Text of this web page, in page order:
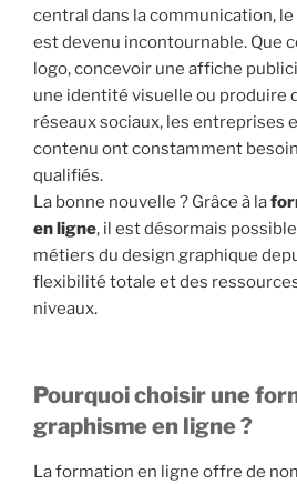
central dans la communication,
est devenu incontournable. Que
logo, concevoir une affiche
une identité visuelle ou produire
réseaux sociaux, les entreprises
contenu ont constamment
qualifiés.
La bonne nouvelle ? Grâce à la
en ligne, il est désormais
métiers du design graphique
flexibilité totale et des
niveaux.
Pourquoi choisir une
graphisme en ligne ?
La formation en ligne offre de